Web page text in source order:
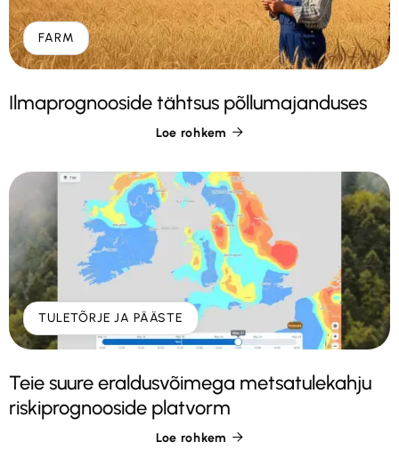
FARM
Ilmaprognooside tähtsus põllumajanduses
Loe rohkem 
TULETÕRJE JA PÄÄSTE
Teie suure eraldusvõimega metsatulekahju
riskiprognooside platvorm
Loe rohkem 